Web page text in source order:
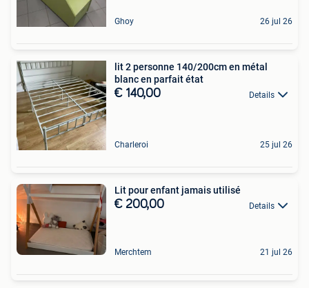
Ghoy 26 jul 26
lit 2 personne 140/200cm en métal
blanc en parfait état
€ 140,00 Details
Charleroi 25 jul 26
Lit pour enfant jamais utilisé
€ 200,00 Details
Merchtem 21 jul 26